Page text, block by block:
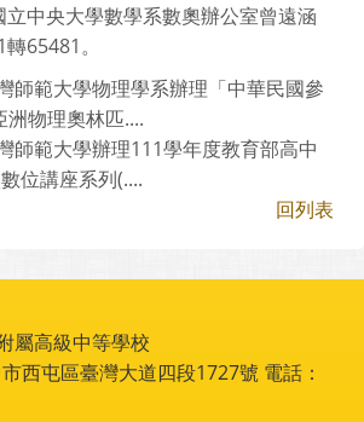
中央大學數學系數奧辦公室曾遠涵
65481。
師範大學物理學系辦理「中華民國參
物理奧林匹....
師範大學辦理111學年度教育部高中
位講座系列(....
回列表
屬高級中等學校
西屯區臺灣大道四段1727號 電話：